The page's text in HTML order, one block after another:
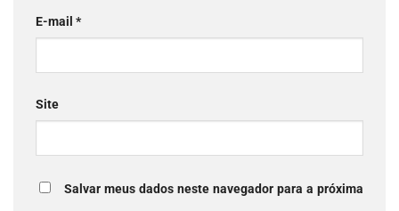
E-mail *
Site
Salvar meus dados neste navegador para a próxima